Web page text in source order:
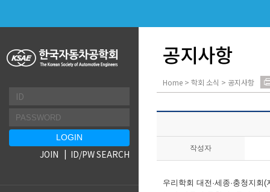
JOIN ID/PW SEARCH
공지사항
Home > 학회 소식 > 공지사항
작성자
우리학회 대전·세종·충청지